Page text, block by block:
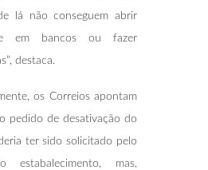
lá não conseguem abrir
em bancos ou fazer
destaca.
os Correios apontam
pedido de desativação do
ter sido solicitado pelo
estabalecimento, mas,